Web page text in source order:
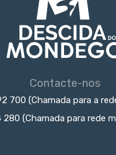
Contacte-nos
700 (Chamada para a
(Chamada para rede